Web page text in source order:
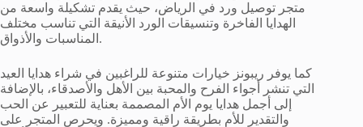
متجر توصيل ورد في الرياض، حيث يقدم تشكيلة واسعة من
الهدايا الفاخرة وتنسيقات الورد الأنيقة التي تناسب مختلف
المناسبات والأذواق.
كما يوفر ريبونز خيارات متنوعة للراغبين في شراء هدايا العيد
التي تنشر أجواء الفرح والمحبة بين الأهل والأصدقاء، بالإضافة
إلى أجمل هدايا يوم الأم المصممة بعناية للتعبير عن الحب
والتقدير للأم بطريقة راقية ومميزة. ويحرص المتجر على